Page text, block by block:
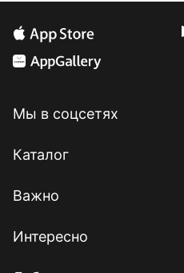
Мы в соцсетях
Каталог
Важно
Интересно